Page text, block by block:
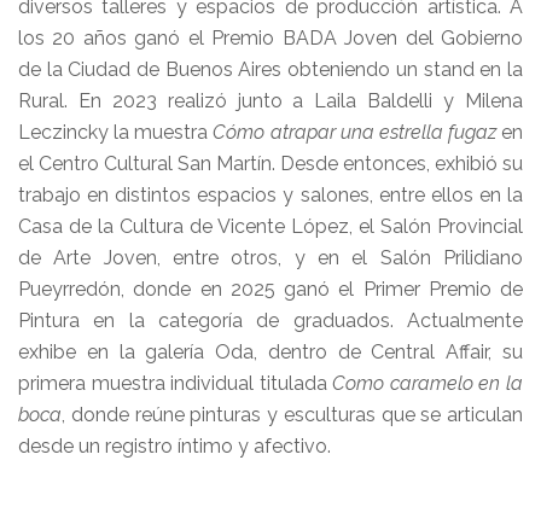
diversos talleres y espacios de producción artística. A
los 20 años ganó el Premio BADA Joven del Gobierno
de la Ciudad de Buenos Aires obteniendo un stand en la
Rural. En 2023 realizó junto a Laila Baldelli y Milena
Leczincky la muestraCómo atrapar una estrella fugazen
el Centro Cultural San Martín. Desde entonces, exhibió su
trabajo en distintos espacios y salones, entre ellos en la
Casa de la Cultura de Vicente López, el Salón Provincial
de Arte Joven, entre otros, y en el Salón Prilidiano
Pueyrredón, donde en 2025 ganó el Primer Premio de
Pintura en la categoría de graduados. Actualmente
exhibe en la galería Oda, dentro de Central Affair, su
primera muestra individual tituladaComo caramelo en la
boca, donde reúne pinturas y esculturas que se articulan
desde un registro íntimo y afectivo.